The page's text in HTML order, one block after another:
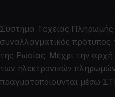
Σύστημα Ταχείας Πληρωμής
συναλλαγματικός πρότυπος
της Ρωσίας. Μέχρι την
των ηλεκτρονικών
πραγματοποιούνται μέσω